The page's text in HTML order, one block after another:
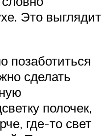
Это выглядит
позаботиться
сделать
полочек,
где-то свет